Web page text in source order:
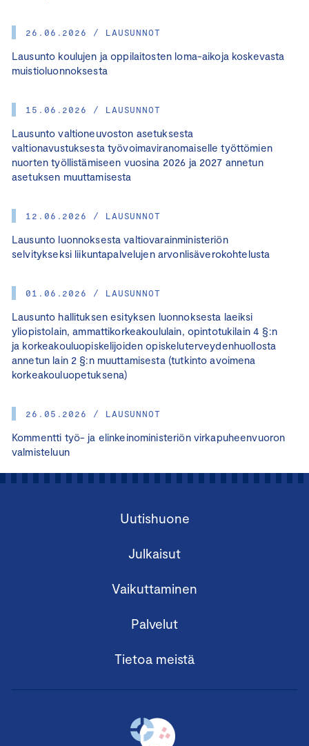
26.06.2026 / LAUSUNNOT
Lausunto koulujen ja oppilaitosten loma-aikoja koskevasta
muistioluonnoksesta
15.06.2026 / LAUSUNNOT
Lausunto valtioneuvoston asetuksesta
valtionavustuksesta työvoimaviranomaiselle työttömien
nuorten työllistämiseen vuosina 2026 ja 2027 annetun
asetuksen muuttamisesta
12.06.2026 / LAUSUNNOT
Lausunto luonnoksesta valtiovarainministeriön
selvitykseksi liikuntapalvelujen arvonlisäverokohtelusta
01.06.2026 / LAUSUNNOT
Lausunto hallituksen esityksen luonnoksesta laeiksi
yliopistolain, ammattikorkeakoululain, opintotukilain 4 §:n
ja korkeakouluopiskelijoiden opiskeluterveydenhuollosta
annetun lain 2 §:n muuttamisesta (tutkinto avoimena
korkeakouluopetuksena)
26.05.2026 / LAUSUNNOT
Kommentti työ- ja elinkeinoministeriön virkapuheenvuoron
valmisteluun
Uutishuone
Julkaisut
Vaikuttaminen
Palvelut
Tietoa meistä